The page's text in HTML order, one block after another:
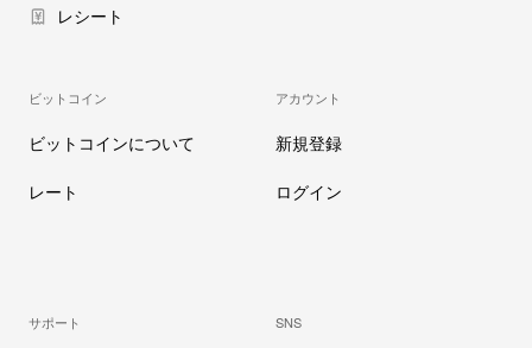
レシート
ビットコイン
ビットコインについて
レート
アカウント
新規登録
ログイン
サポート SNS